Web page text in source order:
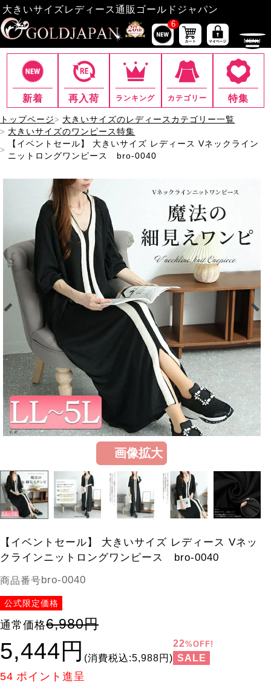
大きいサイズレディース通販ゴールドジャパン
6
新着 再入荷 ランキング カテゴリー 特集
トップページ
大きいサイズのレディースカテゴリー一覧
大きいサイズのワンピース特集
【イベントセール】 大きいサイズ レディース Vネックライン
ニットロングワンピース bro-0040
【イベントセール】 大きいサイズ レディース Vネッ
クラインニットロングワンピース bro-0040
商品番号bro-0040
公式限定価格
通常価格6,980円
5,444円 (消費税込:5,988円)
22%OFF!
SALE
54 ポイント進呈
画像拡大